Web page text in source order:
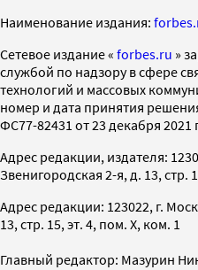
Наименование издания:
Cетевое издание « forbes.ru »
службой по надзору в сфере
технологий и массовых
номер и дата принятия
ФС77-82431 от 23 декабря 2021
Адрес редакции, издателя:
Звенигородская 2-я, д. 13, стр.
Адрес редакции: 123022, г.
13, стр. 15, эт. 4, пом. X, ком. 1
Главный редактор: Мазурин